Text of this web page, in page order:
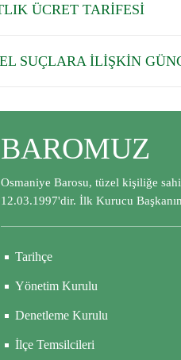
ÜCRET TARİFESİ
SUÇLARA İLİŞKİN
BAROMUZ
Osmaniye Barosu, tüzel kişiliğe
12.03.1997'dir. İlk Kurucu
Tarihçe
Yönetim Kurulu
Denetleme Kurulu
İlçe Temsilcileri